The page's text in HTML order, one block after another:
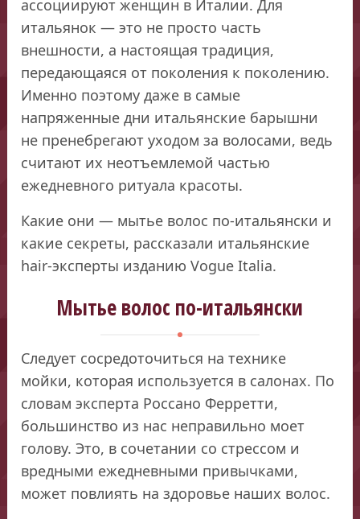
ассоциируют женщин в Италии. Для
итальянок — это не просто часть
внешности, а настоящая традиция,
передающаяся от поколения к поколению.
Именно поэтому даже в самые
напряженные дни итальянские барышни
не пренебрегают уходом за волосами, ведь
считают их неотъемлемой частью
ежедневного ритуала красоты.
Какие они — мытье волос по-итальянски и
какие секреты, рассказали итальянские
hair-эксперты изданию Vogue Italia.
Мытье волос по-итальянски
Следует сосредоточиться на технике
мойки, которая используется в салонах. По
словам эксперта Россано Ферретти,
большинство из нас неправильно моет
голову. Это, в сочетании со стрессом и
вредными ежедневными привычками,
может повлиять на здоровье наших волос.